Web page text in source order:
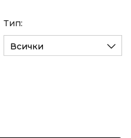
Тип:
Всички